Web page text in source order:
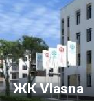
ЖК Vlasna